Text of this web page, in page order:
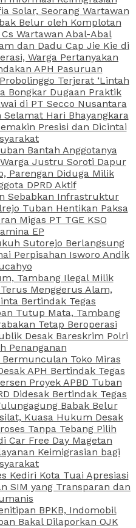
Solar, Seorang Wartawan
Belur oleh Komplotan
Wartawan Abal-Abal
dan Dadu Cap Jie Kie di
Warga Pertanyakan
APH Pasuruan
Terjerat ‘Lintah
Bongkar Dugaan Praktik
di PT Secco Nusantara
Hari Bhayangkara
Presisi dan Dicintai
Bantah Anggotanya
Justru Soroti Dapur
Parengan Diduga Milik
DPRD Aktif
Sebabkan Infrastruktur
Tuban Hentikan Paksa
Migas PT TGE KSO
EP
Sutorejo Berlangsung
Perpisahan Isworo Andik
Tambang Ilegal Milik
Menggerus Alam,
Bertindak Tegas
Tutup Mata, Tambang
Tetap Beroperasi
Desak Bareskrim Polri
Penanganan
Toko Miras
APH Bertindak Tegas
Proyek APBD Tuban
Didesak Bertindak Tegas
Babak Belur
Kuasa Hukum Desak
Tanpa Tebang Pilih
Car Free Day Magetan
Keimigrasian bagi
Kediri Kota Tuai Apresiasi
SIM yang Transparan dan
BPKB, Indomobil
Bakal Dilaporkan OJK